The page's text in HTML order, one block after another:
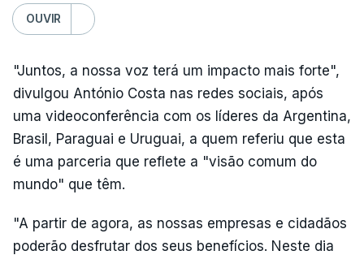
OUVIR
"Juntos, a nossa voz terá um impacto mais forte",
divulgou António Costa nas redes sociais, após
uma videoconferência com os líderes da Argentina,
Brasil, Paraguai e Uruguai, a quem referiu que esta
é uma parceria que reflete a "visão comum do
mundo" que têm.
"A partir de agora, as nossas empresas e cidadãos
poderão desfrutar dos seus benefícios. Neste dia